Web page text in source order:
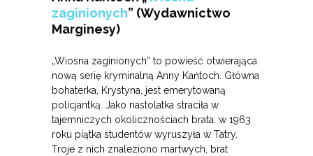
zaginionych” (Wydawnictwo
Marginesy)
„Wiosna zaginionych” to powieść otwierająca
nową serię kryminalną Anny Kańtoch. Główna
bohaterka, Krystyna, jest emerytowaną
policjantką. Jako nastolatka straciła w
tajemniczych okolicznościach brata: w 1963
roku piątka studentów wyruszyła w Tatry.
Troje z nich znaleziono martwych, brat